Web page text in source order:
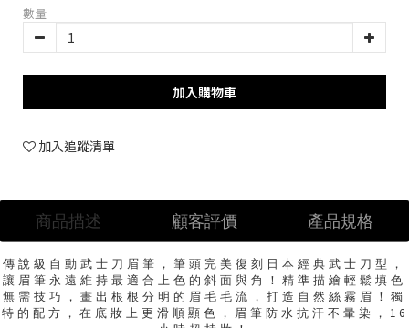
數量
加入購物車
加入追蹤清單
商品描述 顧客評價 產品規格
傳說級自動武士刀眉筆，筆頭完美復刻日本經典武士刀型，
讓眉筆永遠維持最適合上色的斜面與角！精準描繪輕鬆填色
無需技巧，畫出根根分明的眉毛毛流，打造自然絲霧眉！獨
特的配方，在底妝上更滑順顯色，眉筆防水抗汗不暈染，16